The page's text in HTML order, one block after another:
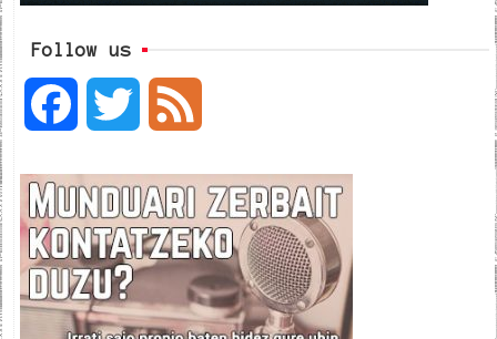
Follow us
c
e
b
i
t
t
e
d